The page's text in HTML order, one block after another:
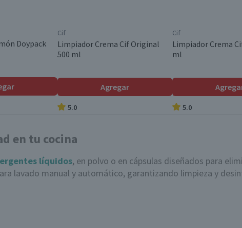
Doypack
Cif
Limpiador Crema Cif Original
500 ml
Agregar
5.0
Cif
Limpiador Crema
ml
5.0
en tu cocina
líquidos, en polvo o en cápsulas diseñados para
lavado manual y automático, garantizando limpieza y